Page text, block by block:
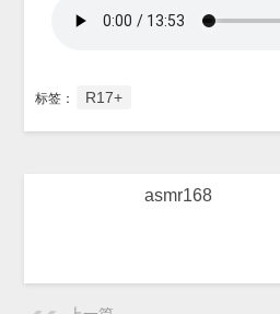
标签： R17+
asmr168